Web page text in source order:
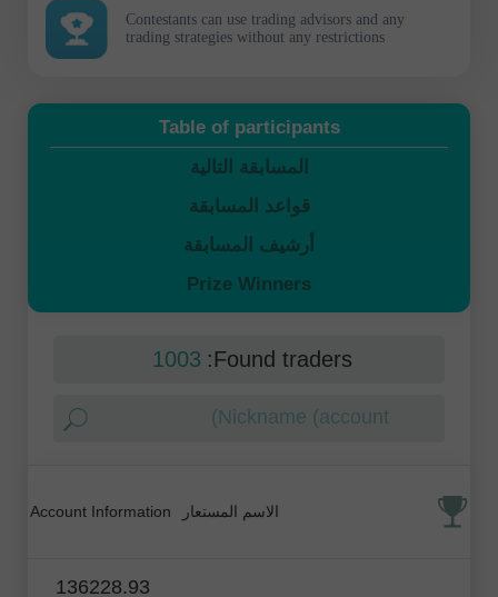
Contestants can use trading advisors and any
trading strategies without any restrictions
Table of participants
المسابقة التالية
قواعد المسابقة
أرشيف المسابقة
Prize Winners
Found traders:
1003
الاسم المستعار Account Information
136228.93